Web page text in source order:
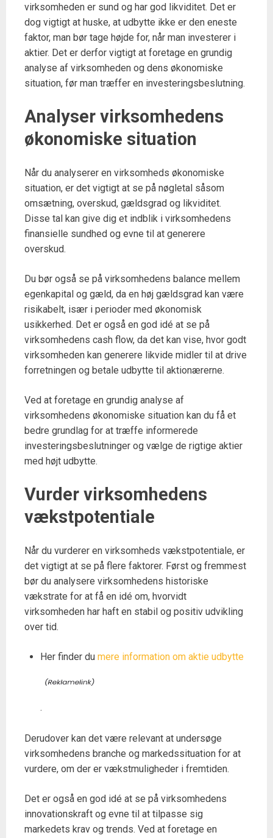
virksomheden er sund og har god likviditet. Det er
dog vigtigt at huske, at udbytte ikke er den eneste
faktor, man bør tage højde for, når man investerer i
aktier. Det er derfor vigtigt at foretage en grundig
analyse af virksomheden og dens økonomiske
situation, før man træffer en investeringsbeslutning.
Analyser virksomhedens
økonomiske situation
Når du analyserer en virksomheds økonomiske
situation, er det vigtigt at se på nøgletal såsom
omsætning, overskud, gældsgrad og likviditet.
Disse tal kan give dig et indblik i virksomhedens
finansielle sundhed og evne til at generere
overskud.
Du bør også se på virksomhedens balance mellem
egenkapital og gæld, da en høj gældsgrad kan være
risikabelt, især i perioder med økonomisk
usikkerhed. Det er også en god idé at se på
virksomhedens cash flow, da det kan vise, hvor godt
virksomheden kan generere likvide midler til at drive
forretningen og betale udbytte til aktionærerne.
Ved at foretage en grundig analyse af
virksomhedens økonomiske situation kan du få et
bedre grundlag for at træffe informerede
investeringsbeslutninger og vælge de rigtige aktier
med højt udbytte.
Vurder virksomhedens
vækstpotentiale
Når du vurderer en virksomheds vækstpotentiale, er
det vigtigt at se på flere faktorer. Først og fremmest
bør du analysere virksomhedens historiske
vækstrate for at få en idé om, hvorvidt
virksomheden har haft en stabil og positiv udvikling
over tid.
Her finder du mere information om aktie udbytte
.
Derudover kan det være relevant at undersøge
virksomhedens branche og markedssituation for at
vurdere, om der er vækstmuligheder i fremtiden.
Det er også en god idé at se på virksomhedens
innovationskraft og evne til at tilpasse sig
markedets krav og trends. Ved at foretage en